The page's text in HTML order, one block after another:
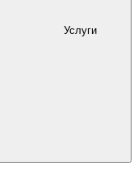
Услуги